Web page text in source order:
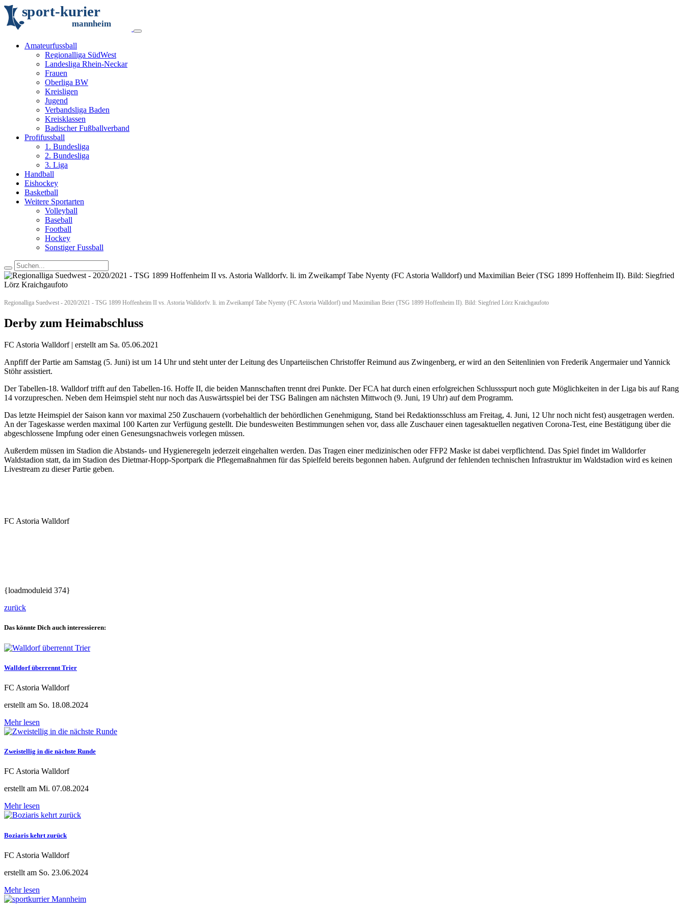
sport-kurier
mannheim
Amateurfussball
Regionalliga SüdWest
Landesliga Rhein-Neckar
Frauen
Oberliga BW
Kreisligen
Jugend
Verbandsliga Baden
Kreisklassen
Badischer Fußballverband
Profifussball
1. Bundesliga
2. Bundesliga
3. Liga
Handball
Eishockey
Basketball
Weitere Sportarten
Volleyball
Baseball
Football
Hockey
Sonstiger Fussball
Regionalliga Suedwest - 2020/2021 - TSG 1899 Hoffenheim II vs. Astoria Walldorfv. li. im Zweikampf Tabe Nyenty (FC Astoria Walldorf) und Maximilian Beier (TSG 1899 Hoffenheim II). Bild: Siegfried Lörz Kraichgaufoto
Derby zum Heimabschluss
FC Astoria Walldorf | erstellt am Sa. 05.06.2021
Anpfiff der Partie am Samstag (5. Juni) ist um 14 Uhr und steht unter der Leitung des Unparteiischen Christoffer Reimund aus Zwingenberg, er wird an den Seitenlinien von Frederik Angermaier und Yannick
Stöhr assistiert.
Der Tabellen-18. Walldorf trifft auf den Tabellen-16. Hoffe II, die beiden Mannschaften trennt drei Punkte. Der FCA hat durch einen erfolgreichen Schlussspurt noch gute Möglichkeiten in der Liga bis auf Rang
14 vorzupreschen. Neben dem Heimspiel steht nur noch das Auswärtsspiel bei der TSG Balingen am nächsten Mittwoch (9. Juni, 19 Uhr) auf dem Programm.
Das letzte Heimspiel der Saison kann vor maximal 250 Zuschauern (vorbehaltlich der behördlichen Genehmigung, Stand bei Redaktionsschluss am Freitag, 4. Juni, 12 Uhr noch nicht fest) ausgetragen werden.
An der Tageskasse werden maximal 100 Karten zur Verfügung gestellt. Die bundesweiten Bestimmungen sehen vor, dass alle Zuschauer einen tagesaktuellen negativen Corona-Test, eine Bestätigung über die
abgeschlossene Impfung oder einen Genesungsnachweis vorlegen müssen.
Außerdem müssen im Stadion die Abstands- und Hygieneregeln jederzeit eingehalten werden. Das Tragen einer medizinischen oder FFP2 Maske ist dabei verpflichtend. Das Spiel findet im Walldorfer
Waldstadion statt, da im Stadion des Dietmar-Hopp-Sportpark die Pflegemaßnahmen für das Spielfeld bereits begonnen haben. Aufgrund der fehlenden technischen Infrastruktur im Waldstadion wird es keinen
Livestream zu dieser Partie geben.
FC Astoria Walldorf
{loadmoduleid 374}
zurück
Das könnte Dich auch interessieren:
Walldorf überrennt Trier
FC Astoria Walldorf
erstellt am So. 18.08.2024
Mehr lesen
Zweistellig in die nächste Runde
FC Astoria Walldorf
erstellt am Mi. 07.08.2024
Mehr lesen
Boziaris kehrt zurück
FC Astoria Walldorf
erstellt am So. 23.06.2024
Mehr lesen